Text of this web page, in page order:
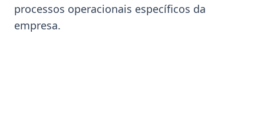
processos operacionais específicos da
empresa.